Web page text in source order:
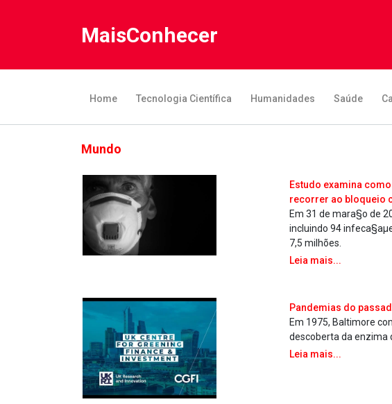
MaisConhecer
Home Tecnologia Científica Humanidades Saúde
Mundo
Estudo examina
recorrer ao bloqueio
Em 31 de mara§o de
incluindo 94
7,5 milhões.
Leia mais...
Pandemias do
Em 1975, Baltimore
descoberta da enzima
Leia mais...